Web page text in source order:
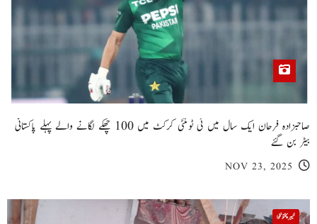
صاحبزادہ فرحان ایک سال میں ٹی ٹوئنٹی کرکٹ میں 100 چھکے لگانے والے پہلے پاکستانی
بیٹر بن گئے
NOV 23, 2025
خیبر پختونخوا